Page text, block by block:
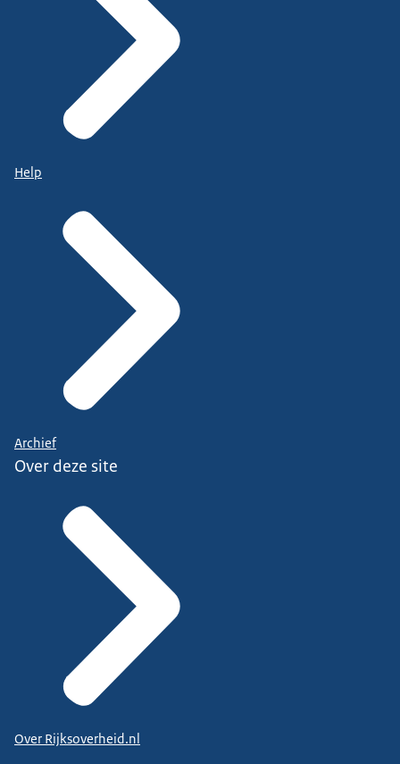
Help
Archief
Over deze site
Over Rijksoverheid.nl